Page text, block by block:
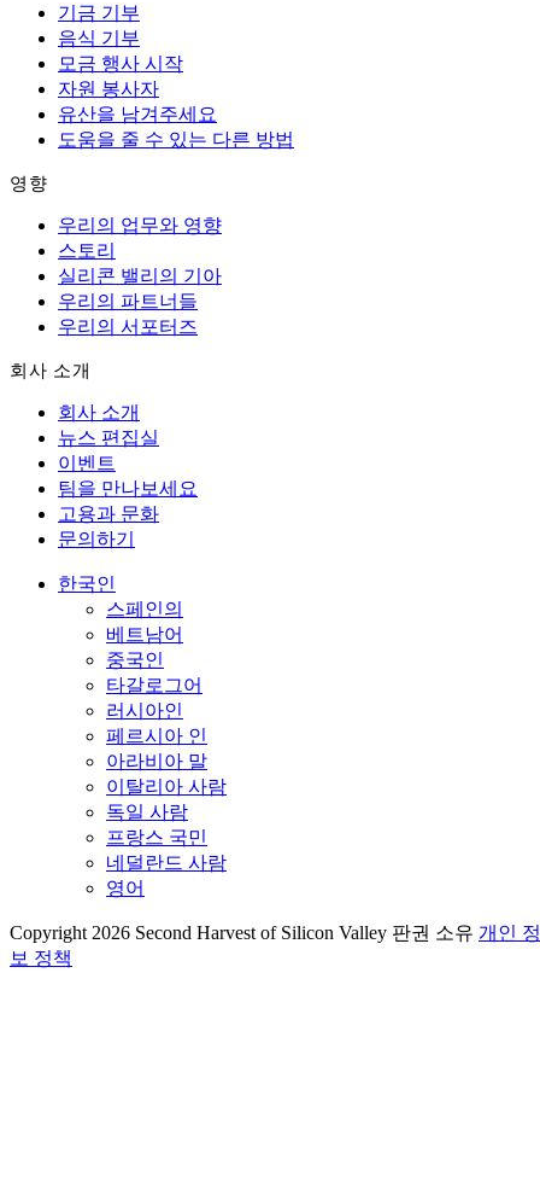
기금 기부
음식 기부
모금 행사 시작
자원 봉사자
유산을 남겨주세요
도움을 줄 수 있는 다른 방법
영향
우리의 업무와 영향
스토리
실리콘 밸리의 기아
우리의 파트너들
우리의 서포터즈
회사 소개
회사 소개
뉴스 편집실
이벤트
팀을 만나보세요
고용과 문화
문의하기
한국인
스페인의
베트남어
중국인
타갈로그어
러시아인
페르시아 인
아라비아 말
이탈리아 사람
독일 사람
프랑스 국민
네덜란드 사람
영어
Copyright 2026 Second Harvest of Silicon Valley 판권 소유 개인 정
보 정책